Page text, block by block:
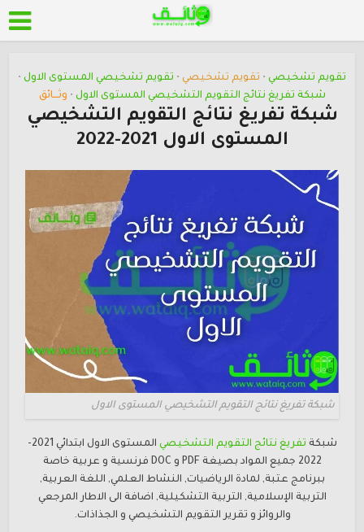
تقويم تشخيصي • تقويم تشخيصي • تقويم تشخيصي المستوى الاول •
شبكة تفريغ نتائج التقويم التشخيصي المستوى الاول • وثـــائق
شبكة تفريغ نتائج التقويم التشخيصي
المستوى الاول 2021-2022
شبكة تفريغ نتائج التقويم التشخيصي المستوى الاول
شبكة تفريغ نتائج التقويم التشخيصي
المستوى الاول ابتدائي 2021-
2022 جميع المواد بصيغة PDF و DOC فرنسية و عربية خاصة
ببرنامج عتبة, لمادة الرياضيات, النشاط العلمي, اللغة العربية,
التربية الإسلامية, التربية التشكيلية, اضافة الى الاطار المرجعي
والروائز و تقرير التقويم التشخيصي و الجذاذات.